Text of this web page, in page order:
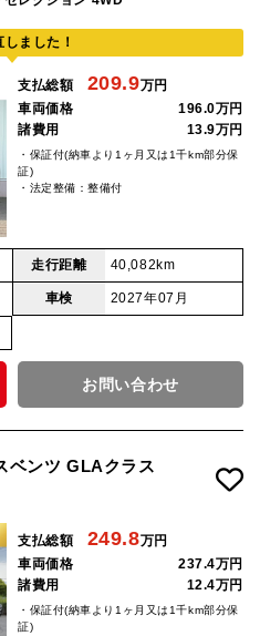
ました！
支払総額 209.9万円
車両価格
196.0万円
諸費用
13.9万円
・保証付(納車より1ヶ月又は1千km部分保
証)
・法定整備：整備付
走行距離 40,082km
車検 2027年07月
お問い合わせ
ベンツ GLAクラス
支払総額 249.8万円
車両価格
237.4万円
諸費用
12.4万円
・保証付(納車より1ヶ月又は1千km部分保
証)